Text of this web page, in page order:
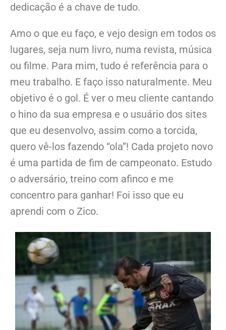
dedicação é a chave de tudo.
Amo o que eu faço, e vejo design em todos os
lugares, seja num livro, numa revista, música
ou filme. Para mim, tudo é referência para o
meu trabalho. E faço isso naturalmente. Meu
objetivo é o gol. É ver o meu cliente cantando
o hino da sua empresa e o usuário dos sites
que eu desenvolvo, assim como a torcida,
quero vê-los fazendo “ola”! Cada projeto novo
é uma partida de fim de campeonato. Estudo
o adversário, treino com afinco e me
concentro para ganhar! Foi isso que eu
aprendi com o Zico.